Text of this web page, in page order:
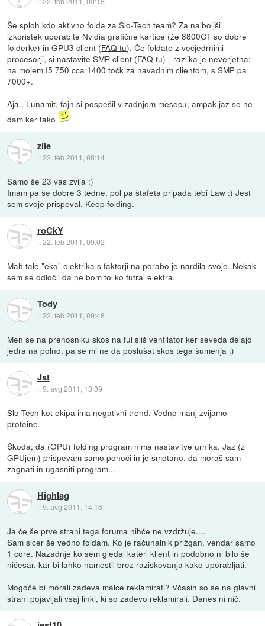
Še sploh kdo aktivno folda za Slo-Tech team? Za najboljši
izkoristek uporabite Nvidia grafične kartice (že 8800GT so dobre
folderke) in GPU3 client (FAQ tu). Če foldate z večjedrnimi
procesorji, si nastavite SMP client (FAQ tu) - razlika je neverjetna;
na mojem I5 750 cca 1400 točk za navadnim clientom, s SMP pa
7000+.
Aja.. Lunamit, fajn si pospešil v zadnjem mesecu, ampak jaz se ne
dam kar tako
zile
::22. feb 2011, 08:14
Samo še 23 vas zvija :)
Imam pa še dobre 3 tedne, pol pa štafeta pripada tebi Law :) Jest
sem svoje prispeval. Keep folding.
roCkY
::22. feb 2011, 09:02
Mah tale "eko" elektrika s faktorji na porabo je nardila svoje. Nekak
sem se odločil da ne bom toliko futral elektra.
Tody
::22. feb 2011, 09:48
Men se na prenosniku skos na ful sliš ventilator ker seveda delajo
jedra na polno, pa se mi ne da poslušat skos tega šumenja :)
Jst
::9. avg 2011, 13:39
Slo-Tech kot ekipa ima negativni trend. Vedno manj zvijamo
proteine.
Škoda, da (GPU) folding program nima nastavitve urnika. Jaz (z
GPUjem) prispevam samo ponoči in je smotano, da moraš sam
zagnati in ugasniti program...
Highlag
::9. avg 2011, 14:16
Ja če še prve strani tega foruma nihče ne vzdržuje....
Sam sicer še vedno foldam. Ko je računalnik prižgan, vendar samo
1 core. Nazadnje ko sem gledal kateri klient in podobno ni bilo še
ničesar, kar bi lahko namestil brez raziskovanja kako uporabljati.
Mogoče bi morali zadeva malce reklamirati? Včasih so se na glavni
strani pojavljali vsaj linki, ki so zadevo reklamirali. Danes ni nič.